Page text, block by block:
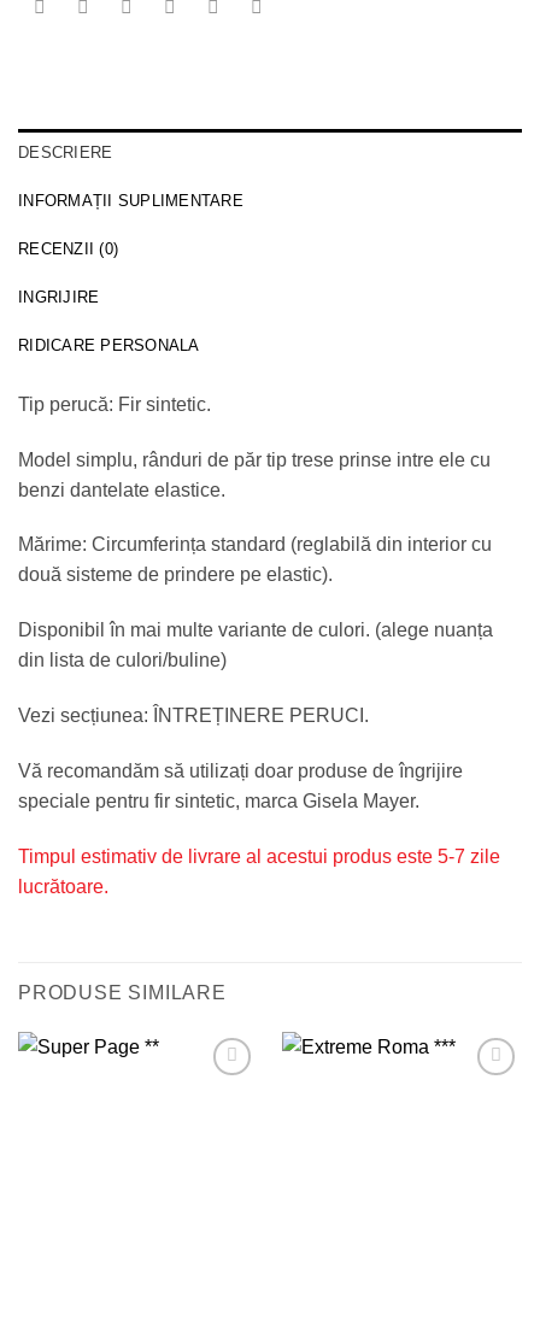
DESCRIERE
INFORMAȚII SUPLIMENTARE
RECENZII (0)
INGRIJIRE
RIDICARE PERSONALA
Tip perucă: Fir sintetic.
Model simplu, rânduri de păr tip trese prinse intre ele cu
benzi dantelate elastice.
Mărime: Circumferința standard (reglabilă din interior cu
două sisteme de prindere pe elastic).
Disponibil în mai multe variante de culori. (alege nuanța
din lista de culori/buline)
Vezi secțiunea: ÎNTREȚINERE PERUCI.
Vă recomandăm să utilizați doar produse de îngrijire
speciale pentru fir sintetic, marca Gisela Mayer.
Timpul estimativ de livrare al acestui produs este 5-7 zile
lucrătoare.
PRODUSE SIMILARE